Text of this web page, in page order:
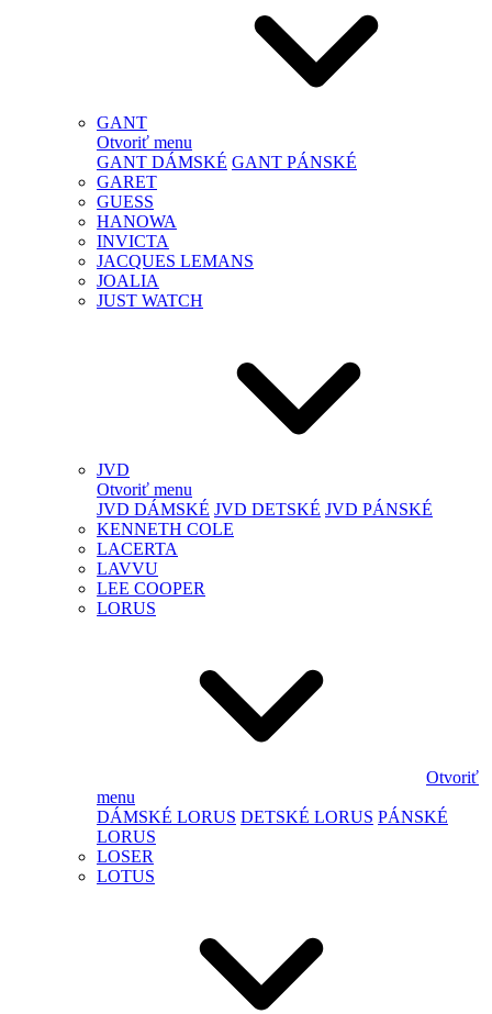
GANT
Otvoriť menu
GANT DÁMSKÉ GANT PÁNSKÉ
GARET
GUESS
HANOWA
INVICTA
JACQUES LEMANS
JOALIA
JUST WATCH
JVD
Otvoriť menu
JVD DÁMSKÉ JVD DETSKÉ JVD PÁNSKÉ
KENNETH COLE
LACERTA
LAVVU
LEE COOPER
LORUS
Otvoriť
menu
DÁMSKÉ LORUS DETSKÉ LORUS PÁNSKÉ
LORUS
LOSER
LOTUS